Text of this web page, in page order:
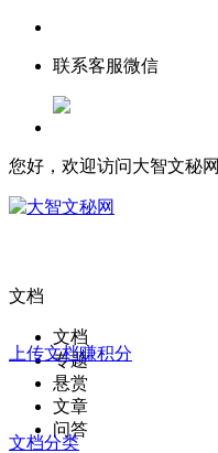
联系客服微信
您好，欢迎访问大智文秘网
文档
文档
专题
悬赏
文章
问答
上传文档赚积分
文档分类